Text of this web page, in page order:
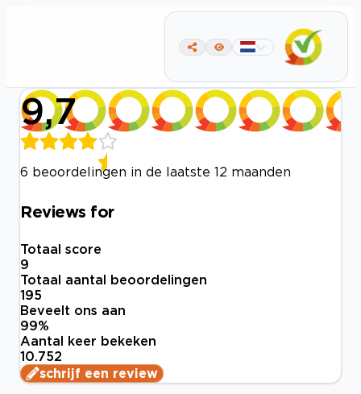
9,7
6 beoordelingen in de laatste 12 maanden
Reviews for
Totaal score
9
Totaal aantal beoordelingen
195
Beveelt ons aan
99%
Aantal keer bekeken
10.752
schrijf een review